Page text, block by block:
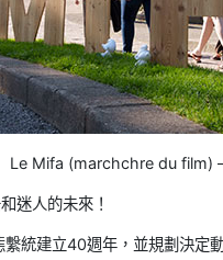
Le Mifa (marchchre du film)
迷人的未來！
統建立40週年，並規劃決定